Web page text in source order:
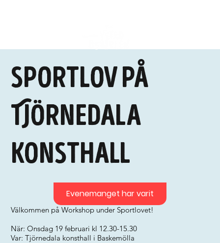
Sportlov på
Tjörnedala
konsthall
Välkommen på Workshop under Sportlovet!
När: Onsdag 19 februari kl 12.30-15.30
Var: Tjörnedala konsthall i Baskemölla
Evenemanget har varit